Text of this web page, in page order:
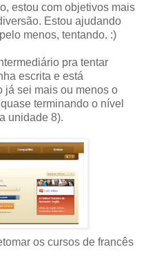
estou com objetivos mais
Estou ajudando
menos, tentando. :)
pra tentar
escrita e está
já sei mais ou menos o
terminando o nível
unidade 8).
os cursos de francês